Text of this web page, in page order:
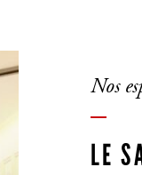
Nos
LE